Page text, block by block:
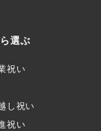
選ぶ
祝い
し祝い
祝い